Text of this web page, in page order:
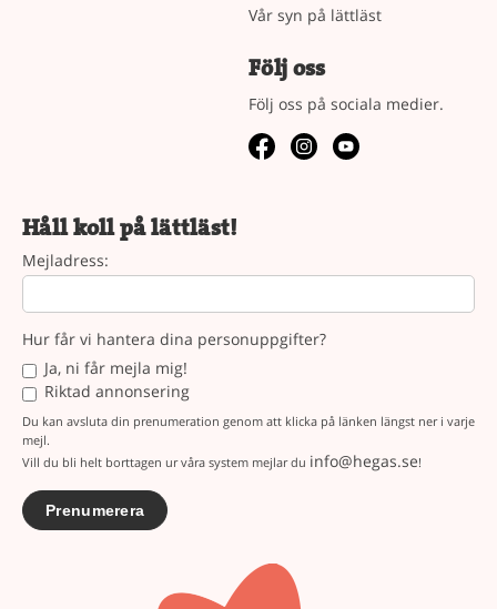
Vår syn på lättläst
Följ oss
Följ oss på sociala medier.
Håll koll på lättläst!
Mejladress:
Hur får vi hantera dina personuppgifter?
Ja, ni får mejla mig!
Riktad annonsering
Du kan avsluta din prenumeration genom att klicka på länken längst ner i varje
mejl.
Vill du bli helt borttagen ur våra system mejlar du info@hegas.se!